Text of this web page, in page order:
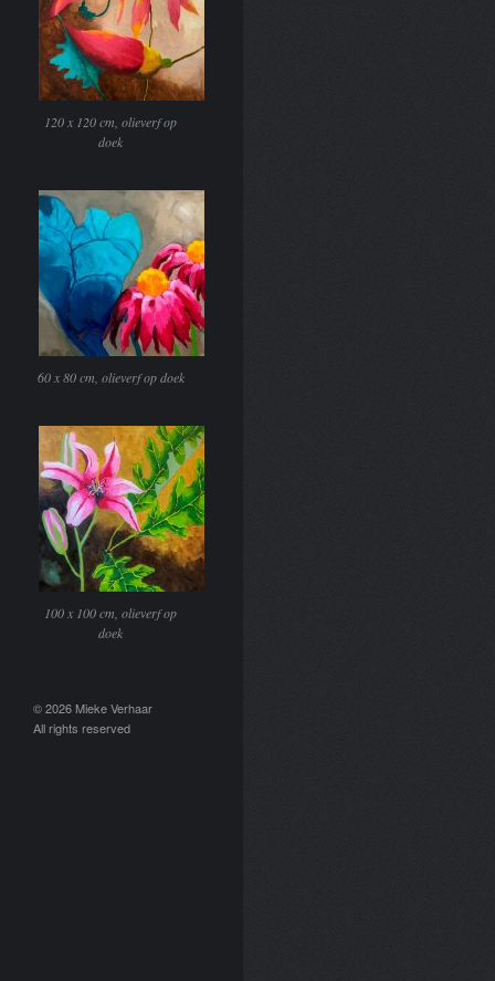
120 x 120 cm, olieverf op
doek
60 x 80 cm, olieverf op doek
100 x 100 cm, olieverf op
doek
© 2026 Mieke Verhaar
All rights reserved